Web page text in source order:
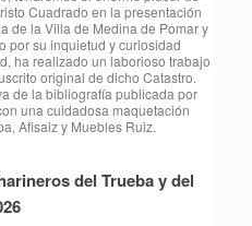
Cuadrado en la presentación
de la Villa de Medina de Pomar y
por su inquietud y curiosidad
ha realizado un laborioso trabajo
original de dicho Catastro.
de la bibliografía publicada por
una cuidadosa maquetación
Afisaiz y Muebles Ruiz.
del Trueba y del